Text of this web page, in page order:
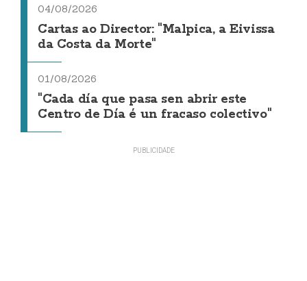
04/08/2026
Cartas ao Director: "Malpica, a Eivissa
da Costa da Morte"
01/08/2026
"Cada día que pasa sen abrir este
Centro de Día é un fracaso colectivo"